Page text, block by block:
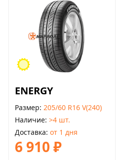
ENERGY
Размер 205/60 R16 V(240)
Наличие >4 шт.
Доставка от 1 дня
6 910 ₽